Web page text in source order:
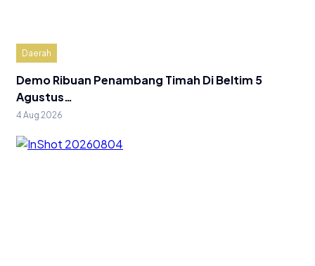
Daerah
Demo Ribuan Penambang Timah Di Beltim 5
Agustus…
4 Aug 2026